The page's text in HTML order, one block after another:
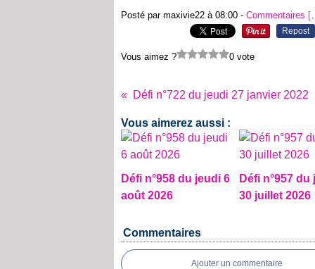
Posté par maxivie22 à 08:00 - Commentaires [
Repost
Vous aimez ? 0 vote
Défi n°722 du jeudi 27 janvier 2022
Vous aimerez aussi :
Défi n°958 du jeudi 6
août 2026
Défi n°957 du
30 juillet 2026
Commentaires
Ajouter un commentaire